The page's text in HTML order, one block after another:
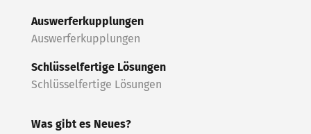
Auswerferkupplungen
Auswerferkupplungen
Schlüsselfertige Lösungen
Schlüsselfertige Lösungen
Was gibt es Neues?